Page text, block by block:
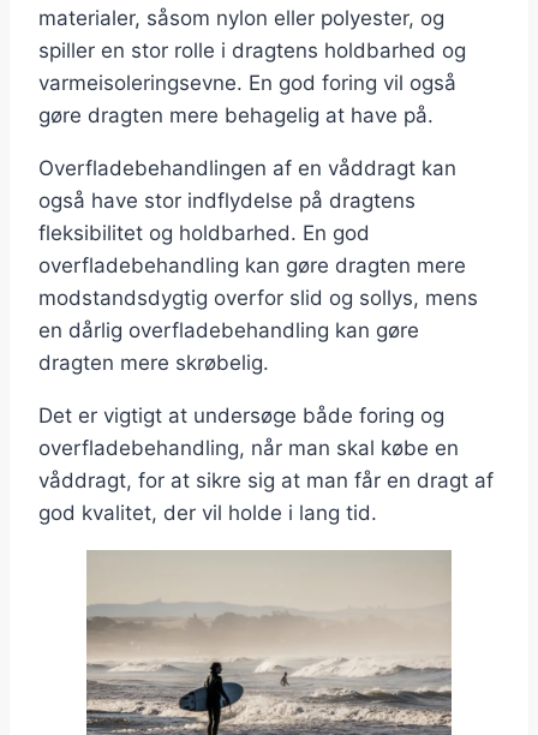
materialer, såsom nylon eller polyester, og
spiller en stor rolle i dragtens holdbarhed og
varmeisoleringsevne. En god foring vil også
gøre dragten mere behagelig at have på.
Overfladebehandlingen af en våddragt kan
også have stor indflydelse på dragtens
fleksibilitet og holdbarhed. En god
overfladebehandling kan gøre dragten mere
modstandsdygtig overfor slid og sollys, mens
en dårlig overfladebehandling kan gøre
dragten mere skrøbelig.
Det er vigtigt at undersøge både foring og
overfladebehandling, når man skal købe en
våddragt, for at sikre sig at man får en dragt af
god kvalitet, der vil holde i lang tid.